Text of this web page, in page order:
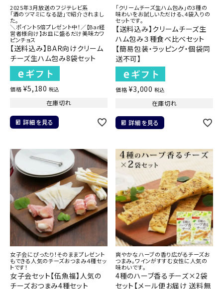
2025年3月放送のフジテレビ系
「酒のツマミになる話」で紹介されまし
た。
＼ポイント5倍プレゼント中！／【Bar経
営者様向け】お皿に盛るだけ美味カワ
ピンチョス
【送料込み】BAR向けクリーム
チーズ生ハム包み8袋セット
価格 ¥5,180 税込
在庫切れ
詳細を見る
「クリームチーズ生ハム包み」の3種の
味わいをお試しいただける、4袋入りの
セットです。
【送料込み】クリームチーズ生
ハム包み３種食べ比べセット
【簡易包装・ラッピング・個袋同
送不可】
価格 ¥3,000 税込
在庫切れ
詳細を見る
女子会にぴったり！そのままプレゼント
もできる人気のチーズおつまみ４種セッ
トです！
女子会セット【伍魚福】人気の
チーズおつまみ4種セット
爽やかなハーブの香り広がるチーズお
つまみ。ワインがすすむ女性に人気の
味わいです。
4種のハーブ香るチーズ×2袋
セット【メール便お届け 送料無